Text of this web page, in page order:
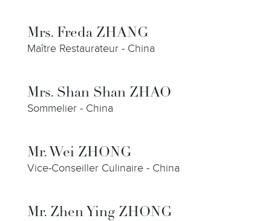
Mrs. Freda ZHANG
Maître Restaurateur - China
Mrs. Shan Shan ZHAO
Sommelier - China
Mr. Wei ZHONG
Vice-Conseiller Culinaire - China
Mr. Zhen Ying ZHONG